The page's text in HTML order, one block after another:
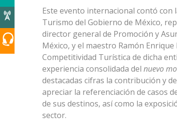
Este evento internacional contó con
Turismo del Gobierno de México,
director general de Promoción y
México, y el maestro Ramón
Competitividad Turística de dicha
experiencia consolidada del nuevo
destacadas cifras la contribución y
apreciar la referenciación de casos
de sus destinos, así como la
sector.